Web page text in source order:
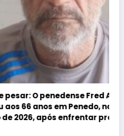
Fred Alencar
em Penedo, no dia 5 de
enfrentar problemas de